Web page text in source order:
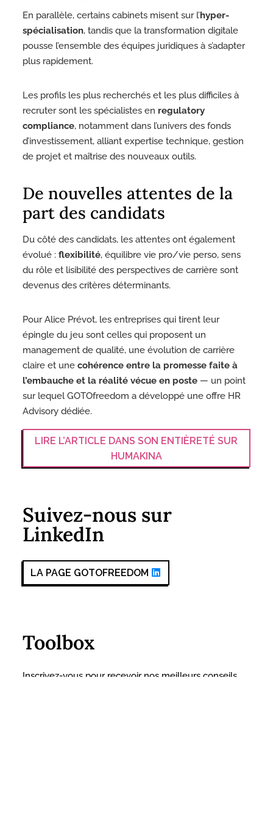
En parallèle, certains cabinets misent sur l’hyper-
spécialisation, tandis que la transformation digitale
pousse l’ensemble des équipes juridiques à s’adapter
plus rapidement.
Les profils les plus recherchés et les plus difficiles à
recruter sont les spécialistes en regulatory
compliance, notamment dans l’univers des fonds
d’investissement, alliant expertise technique, gestion
de projet et maîtrise des nouveaux outils.
De nouvelles attentes de la
part des candidats
Du côté des candidats, les attentes ont également
évolué : flexibilité, équilibre vie pro/vie perso, sens
du rôle et lisibilité des perspectives de carrière sont
devenus des critères déterminants.
Pour Alice Prévot, les entreprises qui tirent leur
épingle du jeu sont celles qui proposent un
management de qualité, une évolution de carrière
claire et une cohérence entre la promesse faite à
l’embauche et la réalité vécue en poste— un point
sur lequel GOTOfreedom a développé une offre HR
Advisory dédiée.
LIRE L’ARTICLE DANS SON ENTIÈRETÉ SUR
HUMAKINA
Suivez-nous sur
LinkedIn
LA PAGE GOTOFREEDOM
Toolbox
Inscrivez-vous pour recevoir nos meilleurs conseils